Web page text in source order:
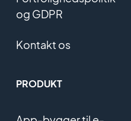
og GDPR
Kontakt os
PRODUKT